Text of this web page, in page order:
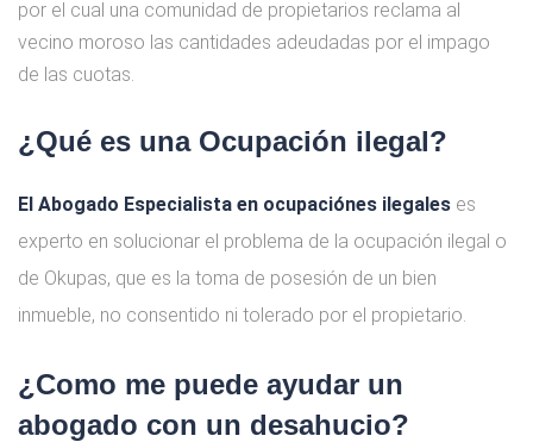
por el cual una comunidad de propietarios reclama al
vecino moroso las cantidades adeudadas por el impago
de las cuotas.
¿Qué es una Ocupación ilegal?
El Abogado Especialista en ocupaciónes ilegales es
experto en solucionar el problema de la ocupación ilegal o
de Okupas, que es la toma de posesión de un bien
inmueble, no consentido ni tolerado por el propietario.
¿Como me puede ayudar un
abogado con un desahucio?